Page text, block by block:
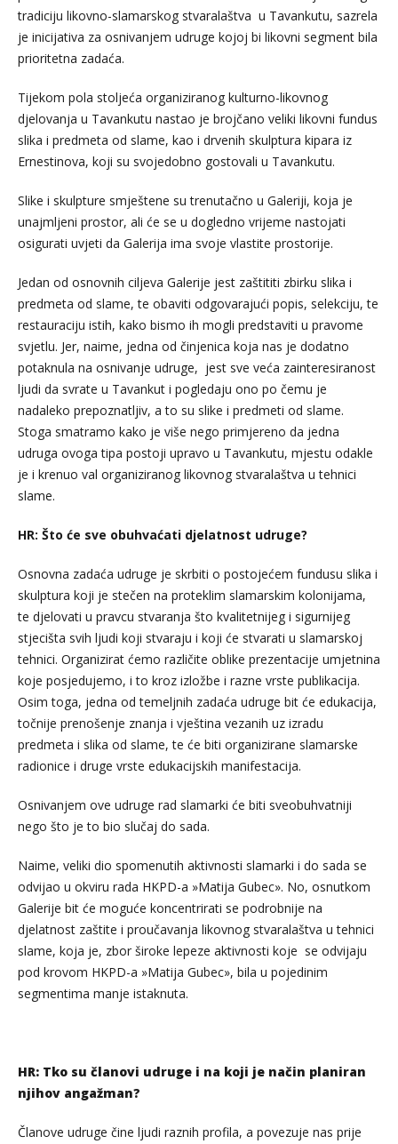
tradiciju likovno-slamarskog stvaralaštva u Tavankutu, sazrela
je inicijativa za osnivanjem udruge kojoj bi likovni segment bila
prioritetna zadaća.
Tijekom pola stoljeća organiziranog kulturno-likovnog
djelovanja u Tavankutu nastao je brojčano veliki likovni fundus
slika i predmeta od slame, kao i drvenih skulptura kipara iz
Ernestinova, koji su svojedobno gostovali u Tavankutu.
Slike i skulpture smještene su trenutačno u Galeriji, koja je
unajmljeni prostor, ali će se u dogledno vrijeme nastojati
osigurati uvjeti da Galerija ima svoje vlastite prostorije.
Jedan od osnovnih ciljeva Galerije jest zaštititi zbirku slika i
predmeta od slame, te obaviti odgovarajući popis, selekciju, te
restauraciju istih, kako bismo ih mogli predstaviti u pravome
svjetlu. Jer, naime, jedna od činjenica koja nas je dodatno
potaknula na osnivanje udruge, jest sve veća zainteresiranost
ljudi da svrate u Tavankut i pogledaju ono po čemu je
nadaleko prepoznatljiv, a to su slike i predmeti od slame.
Stoga smatramo kako je više nego primjereno da jedna
udruga ovoga tipa postoji upravo u Tavankutu, mjestu odakle
je i krenuo val organiziranog likovnog stvaralaštva u tehnici
slame.
HR: Što će sve obuhvaćati djelatnost udruge?
Osnovna zadaća udruge je skrbiti o postojećem fundusu slika i
skulptura koji je stečen na proteklim slamarskim kolonijama,
te djelovati u pravcu stvaranja što kvalitetnijeg i sigurnijeg
stjecišta svih ljudi koji stvaraju i koji će stvarati u slamarskoj
tehnici. Organizirat ćemo različite oblike prezentacije umjetnina
koje posjedujemo, i to kroz izložbe i razne vrste publikacija.
Osim toga, jedna od temeljnih zadaća udruge bit će edukacija,
točnije prenošenje znanja i vještina vezanih uz izradu
predmeta i slika od slame, te će biti organizirane slamarske
radionice i druge vrste edukacijskih manifestacija.
Osnivanjem ove udruge rad slamarki će biti sveobuhvatniji
nego što je to bio slučaj do sada.
Naime, veliki dio spomenutih aktivnosti slamarki i do sada se
odvijao u okviru rada HKPD-a »Matija Gubec». No, osnutkom
Galerije bit će moguće koncentrirati se podrobnije na
djelatnost zaštite i proučavanja likovnog stvaralaštva u tehnici
slame, koja je, zbor široke lepeze aktivnosti koje se odvijaju
pod krovom HKPD-a »Matija Gubec», bila u pojedinim
segmentima manje istaknuta.
HR: Tko su članovi udruge i na koji je način planiran
njihov angažman?
Članove udruge čine ljudi raznih profila, a povezuje nas prije